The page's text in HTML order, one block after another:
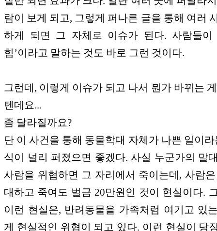
람이 보게 되고, 그렇게 퍼나른 글을 통해 여러
하게 되면 그 자체로 이슈가 된다. 사람들이
힘’이라고 말하는 것도 바로 그런 것이다.
그런데, 이렇게 이슈가 되고 나서 뭔가 바뀌는
텐데요...
좀 달라질까요?
단 이 사건을 통해 동물학대 자체가 나쁜 일이
식이 널리 퍼졌으면 좋겠다. 사실 누군가의 말
사람을 위협하면 그 자리에서 죽이는데, 사람
대하고 죽여도 벌금 20만원인 것이 현실이다.
이런 현실은, 반려동물을 가족처럼 여기고 있
게 현실적인 위협이 되고 있다. 이런 현실이 당